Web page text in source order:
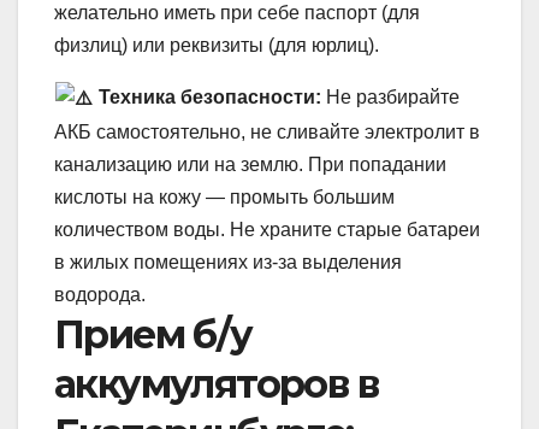
желательно иметь при себе паспорт (для
физлиц) или реквизиты (для юрлиц).
Техника безопасности: Не разбирайте
АКБ самостоятельно, не сливайте электролит в
канализацию или на землю. При попадании
кислоты на кожу — промыть большим
количеством воды. Не храните старые батареи
в жилых помещениях из-за выделения
водорода.
Прием б/у
аккумуляторов в